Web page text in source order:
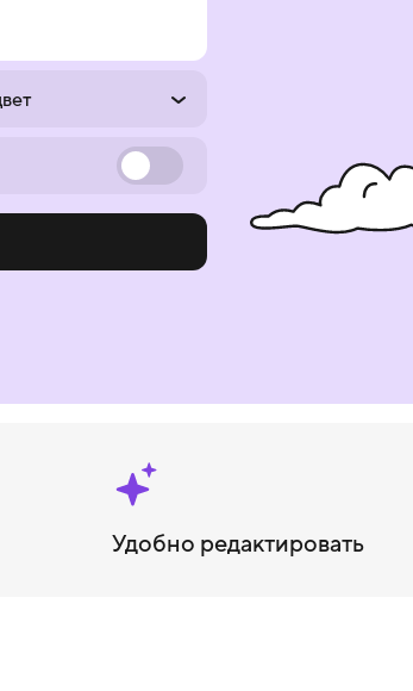
Удобно редактировать